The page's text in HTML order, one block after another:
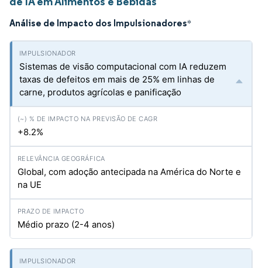
Análise de Impacto dos Impulsionadores*
Sistemas de visão computacional com IA reduzem
taxas de defeitos em mais de 25% em linhas de
carne, produtos agrícolas e panificação
+8.2%
Global, com adoção antecipada na América do Norte e
na UE
Médio prazo (2-4 anos)